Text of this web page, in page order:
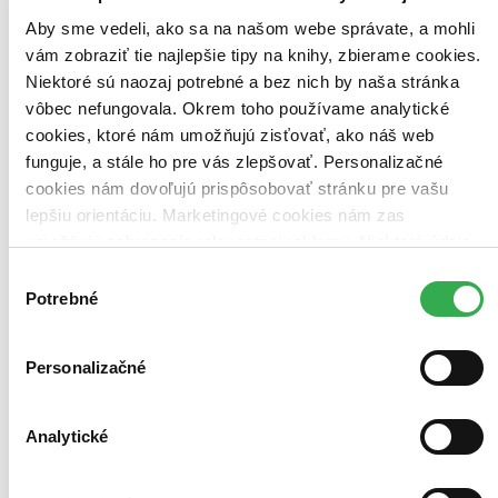
Aby sme vedeli, ako sa na našom webe správate, a mohli
vám zobraziť tie najlepšie tipy na knihy, zbierame cookies.
Niektoré sú naozaj potrebné a bez nich by naša stránka
vôbec nefungovala. Okrem toho používame analytické
cookies, ktoré nám umožňujú zisťovať, ako náš web
funguje, a stále ho pre vás zlepšovať. Personalizačné
cookies nám dovoľujú prispôsobovať stránku pre vašu
lepšiu orientáciu. Marketingové cookies nám zas
keby sme mohli používať všetky tieto cookies. Ďakujeme!
súhlasu
Potrebné
Personalizačné
Analytické
Spy Classroom, Vol. 1 (manga)
Takemachi
The golden age of the military has passed, and war is now carried